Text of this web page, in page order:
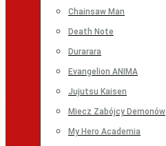
Chainsaw Man
Death Note
Durarara
Evangelion ANIMA
Jujutsu Kaisen
Miecz Zabójcy Demonów
My Hero Academia